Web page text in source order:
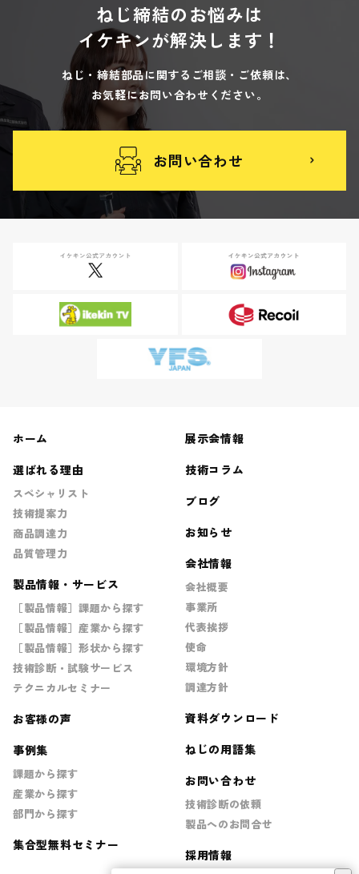
ねじ締結のお悩みは
イケキンが解決します！
ねじ・締結部品に関するご相談・ご依頼は、
お気軽にお問い合わせください。
お問い合わせ
ホーム
選ばれる理由
スペシャリスト
技術提案力
商品調達力
品質管理力
製品情報・サービス
［製品情報］課題から探す
［製品情報］産業から探す
［製品情報］形状から探す
技術診断・試験サービス
テクニカルセミナー
お客様の声
事例集
課題から探す
産業から探す
部門から探す
集合型無料セミナー
展示会情報
技術コラム
ブログ
お知らせ
会社情報
会社概要
事業所
代表挨拶
使命
環境方針
調達方針
資料ダウンロード
ねじの用語集
お問い合わせ
技術診断の依頼
製品へのお問合せ
採用情報